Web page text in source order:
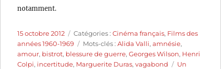
notamment.
Publié
le
15 octobre 2012 Catégories
Catégories :Cinéma français, Films des
années 1960-1969
Étiquettes
Mots-clés :Alida Valli,amnésie,
amour, bistrot, blessure de guerre,Georges Wilson, Henri
Colpi, incertitude, Marguerite Duras,vagabond
Un